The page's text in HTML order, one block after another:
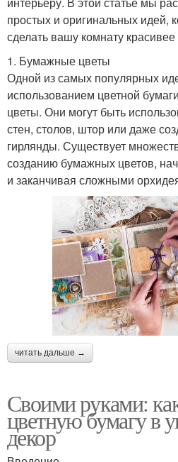
простых и оригинальных идей,
сделать вашу комнату
1. Бумажные цветы
Одной из самых популярных
использованием цветной
цветы. Они могут быть
стен, столов, штор или даже
гирлянды. Существует
созданию бумажных цветов,
и заканчивая сложными
читать дальше →
Своими руками:
цветную бумагу в
декор